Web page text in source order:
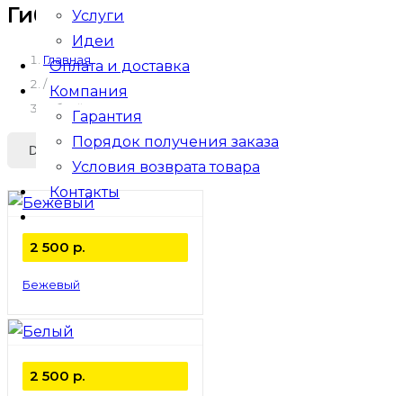
Услуги
Идеи
Оплата и доставка
Компания
Гарантия
Порядок получения заказа
Условия возврата товара
Контакты
Гибкий камень
Главная
/
Гибкий камень
2 500 р.
Бежевый
2 500 р.